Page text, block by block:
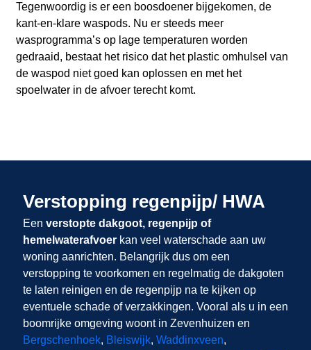
Tegenwoordig is er een boosdoener bijgekomen, de
kant-en-klare waspods. Nu er steeds meer
wasprogramma’s op lage temperaturen worden
gedraaid, bestaat het risico dat het plastic omhulsel van
de waspod niet goed kan oplossen en met het
spoelwater in de afvoer terecht komt.
Verstopping regenpijp/ HWA
Een verstopte dakgoot, regenpijp of
hemelwaterafvoerkan veel waterschade aan uw
woning aanrichten. Belangrijk dus om een
verstopping te voorkomen en regelmatig de dakgoten
te laten reinigen en de regenpijp na te kijken op
eventuele schade of verzakkingen. Vooral als u in een
boomrijke omgeving woont in Zevenhuizen en
Bergschenhoek, Bleiswijk, Waddinxveen,